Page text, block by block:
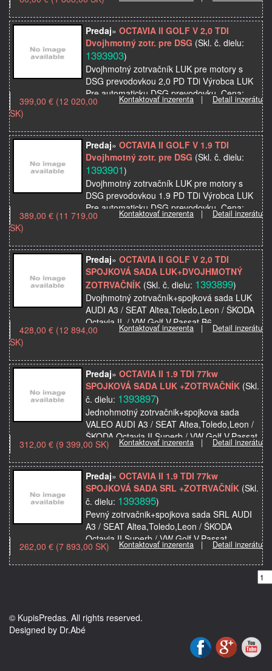
Predaj» OCTAVIA II GOLF V 2,0 TDI
Dvojhmotný zotr. pre DSG (Skl. č. dielu:
1393903)
Dvojhmotný zotrvačník LUK pre motory s
DSG prevodovkou 2,0 PD TDi Výrobca LUK
Pre automaticku DSG prevodovku. Cena:
399,00€
Kontaktovať inzerenta | Detail inzerátu
399,00 € (12 020,00
SK)
Predaj» OCTAVIA II GOLF V 1.9 TDI
Dvojhmotný zotr. pre DSG (Skl. č. dielu:
1393901)
Dvojhmotný zotrvačník LUK pre motory s
DSG prevodovkou 1.9 PD TDi Výrobca LUK
Pre automaticku DSG prevodovku. Cena:
389,00€ V ponuke všetky diely na osobné a
Kontaktovať inzerenta | Detail inzerátu
389,00 € (11 719,00
SK)
Predaj» OCTAVIA II GOLF V 2,0 TDI
SPOJKOVÁ SADA LUK+DVOJHMOTNÝ
ZOTRVAČNÍK (Skl. č. dielu: 1393899)
Dvojhmotný zotrvačník+spojková sada LUK
AUDI A3 / SEAT Altea,Toledo,Leon / ŠKODA
Octavia II, / VW Golf V,Passat B6,
100kw,103kw,125kw 600 0017 00 Výrobca:
Kontaktovať inzerenta | Detail inzerátu
428,00 € (12 894,00
SK)
Predaj» OCTAVIA II 1.9 TDI 77kw
SPOJKOVÁ SADA LUK +ZOTRVAČNÍK (Skl.
č. dielu: 1393897)
Jednohmotný zotrvačnik+spojkova sada
VALEO AUDI A3 / SEAT Altea,Toledo,Leon /
ŠKODA Octavia II,Superb / VW Golf V,Passat
B6,Touran 77kw Výrobca: VALEO Cena:
312,00€ V ponuke…
Kontaktovať inzerenta | Detail inzerátu
312,00 € (9 399,00 SK)
Predaj» OCTAVIA II 1.9 TDI 77kw
SPOJKOVÁ SADA SRL +ZOTRVAČNÍK (Skl.
č. dielu: 1393895)
Pevný zotrvačnik+spojkova sada SRL AUDI
A3 / SEAT Altea,Toledo,Leon / ŠKODA
Octavia II,Superb / VW Golf V,Passat
B6,Touran 77kw Várobca: SRL Cena
262,00€ V ponuke všetky die…
Kontaktovať inzerenta | Detail inzerátu
262,00 € (7 893,00 SK)
© KupisPredas. All rights reserved.
Designed by Dr.Abé